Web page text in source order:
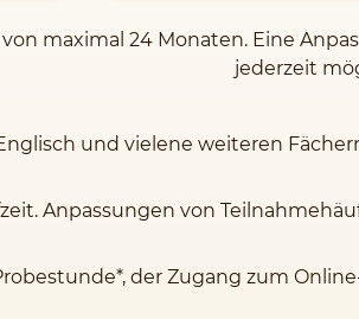
maximal 24 Monaten. Eine
jederzeit
und vielene weiteren
Anpassungen von
der Zugang zum